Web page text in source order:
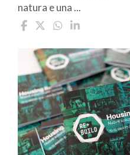
natura e una ...